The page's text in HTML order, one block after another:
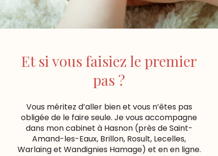
Et si vous faisiez le premier
pas ?
Vous méritez d’aller bien et vous n’êtes pas
obligée de le faire seule. Je vous accompagne
dans mon cabinet à Hasnon (près de Saint-
Amand-les-Eaux, Brillon, Rosult, Lecelles,
Warlaing et Wandignies Hamage) et en en ligne.